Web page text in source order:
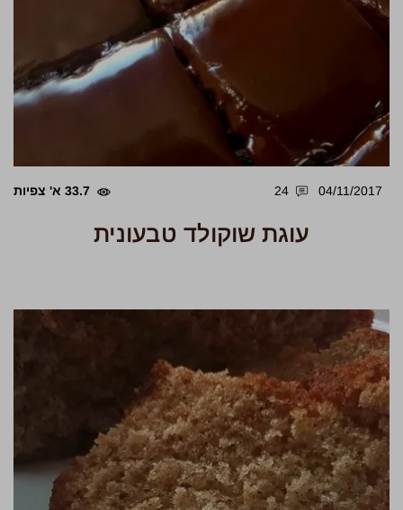
04/11/2017
24 33.7 א' צפיות
עוגת שוקולד טבעונית